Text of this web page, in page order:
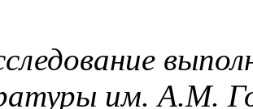
им. А.М.